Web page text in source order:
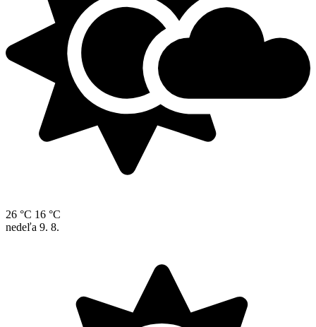
26 °C 16 °C
nedeľa 9. 8.